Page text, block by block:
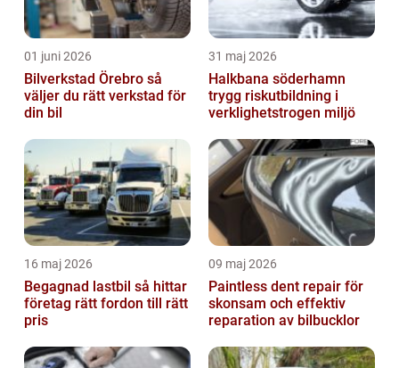
01 juni 2026
Bilverkstad Örebro så
väljer du rätt verkstad för
din bil
31 maj 2026
Halkbana söderhamn
trygg riskutbildning i
verklighetstrogen miljö
16 maj 2026
Begagnad lastbil så hittar
företag rätt fordon till rätt
pris
09 maj 2026
Paintless dent repair för
skonsam och effektiv
reparation av bilbucklor